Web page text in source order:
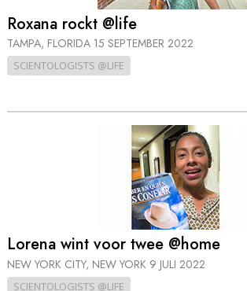
Roxana rockt @life
TAMPA, FLORIDA 15 SEPTEMBER 2022
SCIENTOLOGISTS @LIFE
Lorena wint voor twee @home
NEW YORK CITY, NEW YORK 9 JULI 2022
SCIENTOLOGISTS @LIFE